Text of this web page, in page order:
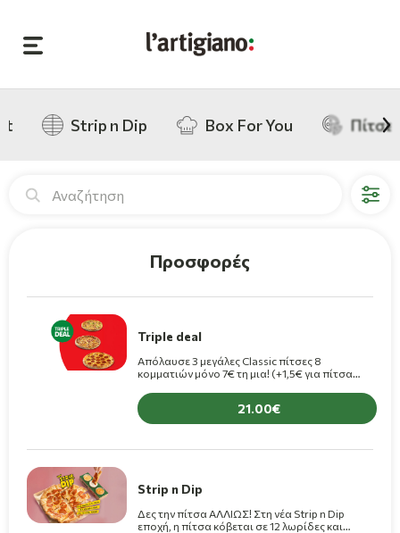
Strip n Dip Box For You
Προσφορές
Triple deal
Απόλαυσε 3 μεγάλες Classic πίτσες 8
κομματιών μόνο 7€ τη μια! (+1,5€ για πίτσα
21.00
Strip n Dip
Δες την πίτσα ΑΛΛΙΩΣ! Στη νέα Strip n Dip
εποχή, η πίτσα κόβεται σε 12 λωρίδες και